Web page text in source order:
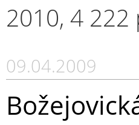
2010, 4 222
09.04.2009